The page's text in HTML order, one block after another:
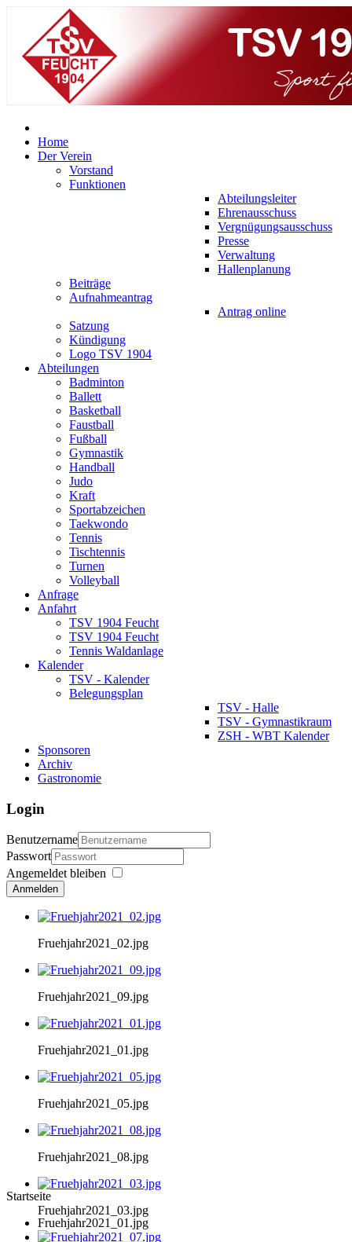
Home
Der Verein
Vorstand
Funktionen
Abteilungsleiter
Ehrenausschuss
Vergnügungsausschuss
Presse
Verwaltung
Hallenplanung
Beiträge
Aufnahmeantrag
Antrag online
Satzung
Kündigung
Logo TSV 1904
Abteilungen
Badminton
Ballett
Basketball
Faustball
Fußball
Gymnastik
Handball
Judo
Kraft
Sportabzeichen
Taekwondo
Tennis
Tischtennis
Turnen
Volleyball
Anfrage
Anfahrt
TSV 1904 Feucht
TSV 1904 Feucht
Tennis Waldanlage
Kalender
TSV - Kalender
Belegungsplan
TSV - Halle
TSV - Gymnastikraum
ZSH - WBT Kalender
Sponsoren
Archiv
Gastronomie
Login
Benutzername
Passwort
Angemeldet bleiben
Anmelden
Fruehjahr2021_02.jpg
Fruehjahr2021_09.jpg
Fruehjahr2021_01.jpg
Fruehjahr2021_05.jpg
Fruehjahr2021_08.jpg
Fruehjahr2021_03.jpg
Startseite
Fruehjahr2021_01.jpg